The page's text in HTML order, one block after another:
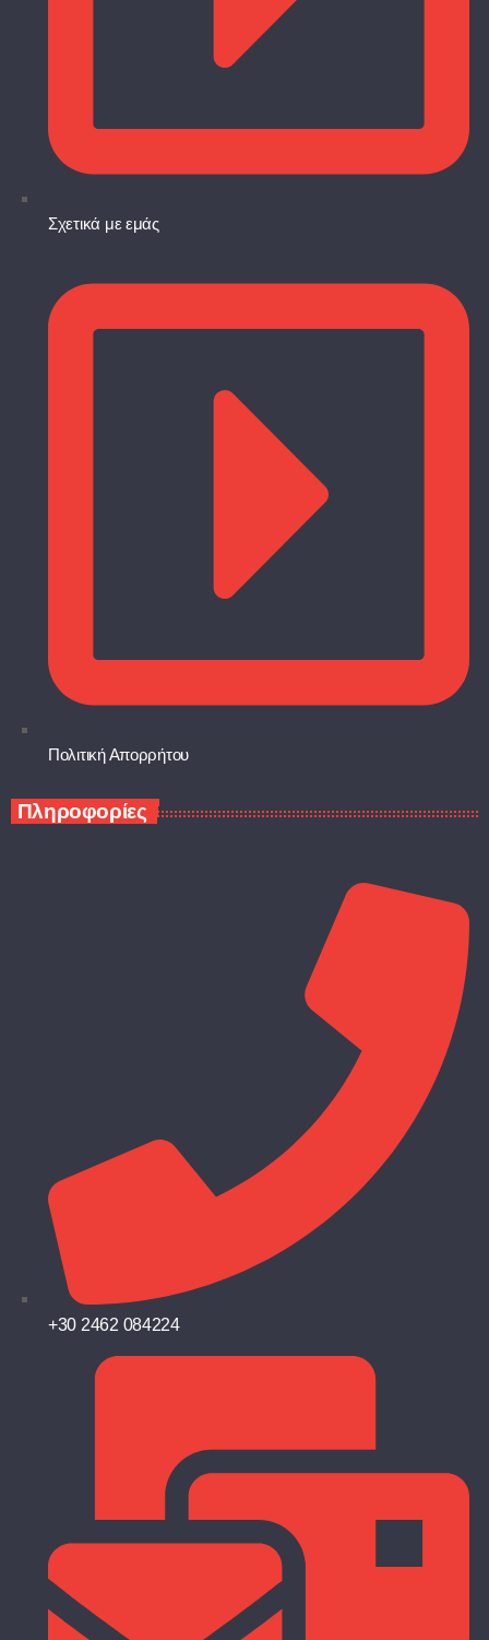
Σχετικά με εμάς
Πολιτική Απορρήτου
Πληροφορίες
+30 2462 084224